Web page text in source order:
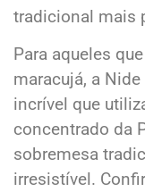
tradicional mais
Para aqueles
maracujá, a
incrível que
concentrado da
sobremesa
irresistível.